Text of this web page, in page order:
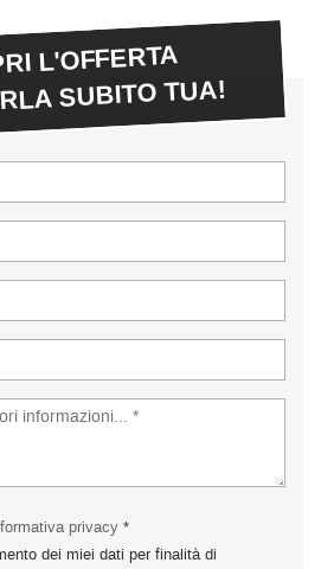
L'OFFERTA
SUBITO TUA!
privacy *
dei miei dati per finalità di